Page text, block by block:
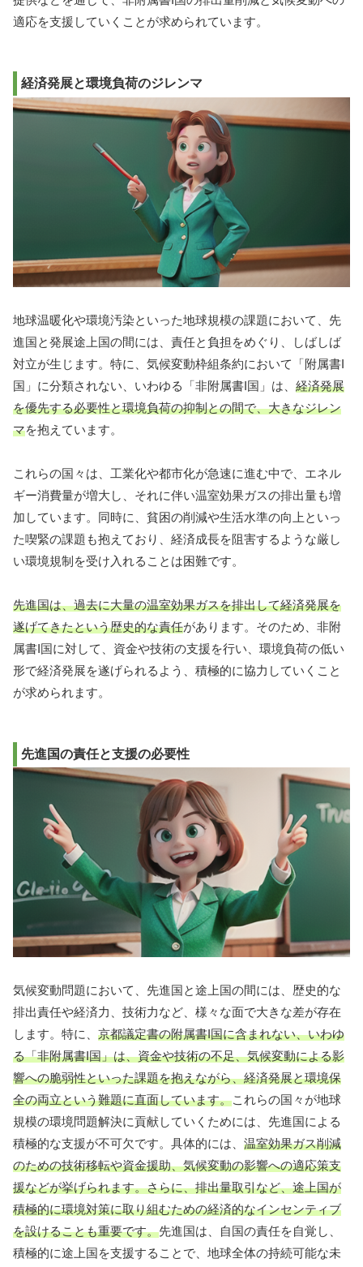
適応を支援していくことが求められています。
経済発展と環境負荷のジレンマ
地球温暖化や環境汚染といった地球規模の課題において、先
進国と発展途上国の間には、責任と負担をめぐり、しばしば
対立が生じます。特に、気候変動枠組条約において「附属書I
国」に分類されない、いわゆる「非附属書I国」は、 経済発展
を優先する必要性と環境負荷の抑制との間で、大きなジレン
マを抱えています。
これらの国々は、工業化や都市化が急速に進む中で、エネル
ギー消費量が増大し、それに伴い温室効果ガスの排出量も増
加しています。同時に、貧困の削減や生活水準の向上といっ
た喫緊の課題も抱えており、経済成長を阻害するような厳し
い環境規制を受け入れることは困難です。
先進国は、過去に大量の温室効果ガスを排出して経済発展を
遂げてきたという歴史的な責任があります。そのため、非附
属書I国に対して、資金や技術の支援を行い、環境負荷の低い
形で経済発展を遂げられるよう、積極的に協力していくこと
が求められます。
先進国の責任と支援の必要性
気候変動問題において、先進国と途上国の間には、歴史的な
排出責任や経済力、技術力など、様々な面で大きな差が存在
します。特に、 京都議定書の附属書I国に含まれない、いわゆ
る「非附属書I国」は、資金や技術の不足、気候変動による影
響への脆弱性といった課題を抱えながら、経済発展と環境保
全の両立という難題に直面しています。これらの国々が地球
規模の環境問題解決に貢献していくためには、先進国による
積極的な支援が不可欠です。具体的には、 温室効果ガス削減
のための技術移転や資金援助、気候変動の影響への適応策支
援などが挙げられます。さらに、排出量取引など、途上国が
積極的に環境対策に取り組むための経済的なインセンティブ
を設けることも重要です。先進国は、自国の責任を自覚し、
積極的に途上国を支援することで、地球全体の持続可能な未